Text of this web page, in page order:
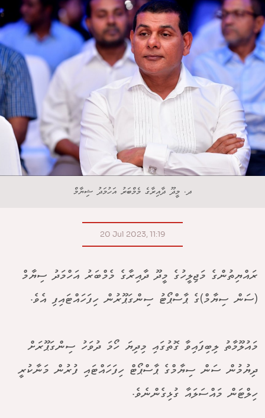
ދ. މީދޫ ދާއިރާގެ މެމްބަރު އަހުމަދު ޝިޔާމް
20 Jul 2023, 11:19
ރައްޔިތުންގެ މަޖިލީހުގެ މީދޫ ދާއިރާގެ މެމްބަރު އަހްމަދު ސިޔާމް
(ސަން ސިޔާމް)ގެ ޕާސްޕޯޓު ސިންގަޕޫރުން ހިފަހައްޓައިފި އެވެ.
މައުލޫމާތު ލިބިފައިވާ ގޮތުގައި މިދިޔަ ހޯމަ ދުވަހު ސިންގަޕޫރަށް
ދިޔުމުން ސަން ސިޔާމްގެ ޕާސްޕޯޓް ހިފަހައްޓައި ފުރުން މަނާކުރީ
ހިލްޓަން މައްސަލައާ ގުޅިގެންނެވެ.